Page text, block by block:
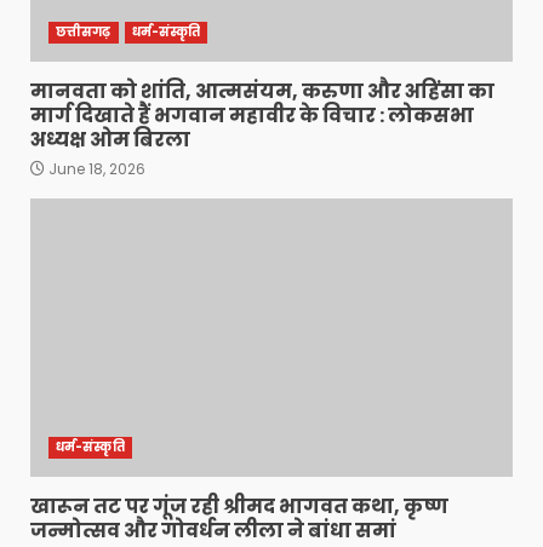
छत्तीसगढ़ धर्म-संस्कृति
मानवता को शांति, आत्मसंयम, करुणा और अहिंसा का
मार्ग दिखाते हैं भगवान महावीर के विचार : लोकसभा
अध्यक्ष ओम बिरला
June 18, 2026
धर्म-संस्कृति
खारून तट पर गूंज रही श्रीमद भागवत कथा, कृष्ण
जन्मोत्सव और गोवर्धन लीला ने बांधा समां